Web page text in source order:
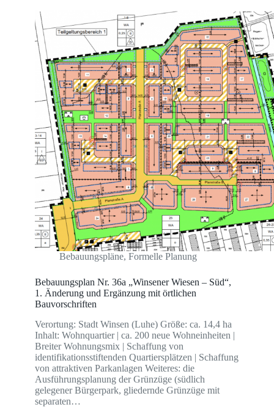
Bebauungspläne, Formelle Planung
Bebauungsplan Nr. 36a „Winsener Wiesen – Süd“,
1. Änderung und Ergänzung mit örtlichen
Bauvorschriften
Verortung: Stadt Winsen (Luhe) Größe: ca. 14,4 ha
Inhalt: Wohnquartier | ca. 200 neue Wohneinheiten |
Breiter Wohnungsmix | Schaffung von
identifikationsstiftenden Quartiersplätzen | Schaffung
von attraktiven Parkanlagen Weiteres: die
Ausführungsplanung der Grünzüge (südlich
gelegener Bürgerpark, gliedernde Grünzüge mit
separaten…